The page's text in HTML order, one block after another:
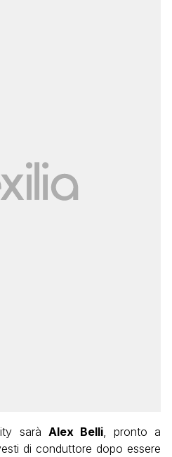
sarà Alex Belli, pronto a
di conduttore dopo essere